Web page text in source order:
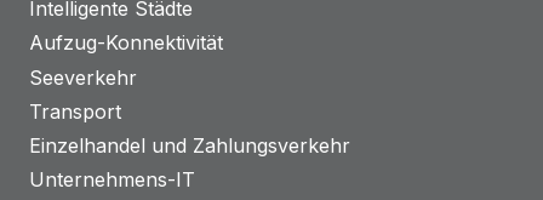
Intelligente Städte
Aufzug-Konnektivität
Seeverkehr
Transport
Einzelhandel und Zahlungsverkehr
Unternehmens-IT